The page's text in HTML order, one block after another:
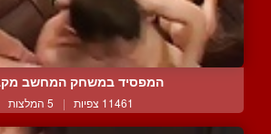
המפסיד במשחק המחשב
11461 צפיות | 5 המלצות